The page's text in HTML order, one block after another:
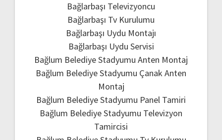
Bağlarbaşı Televizyoncu
Bağlarbaşı Tv Kurulumu
Bağlarbaşı Uydu Montajı
Bağlarbaşı Uydu Servisi
Bağlum Belediye Stadyumu Anten Montaj
Bağlum Belediye Stadyumu Çanak Anten
Montaj
Bağlum Belediye Stadyumu Panel Tamiri
Bağlum Belediye Stadyumu Televizyon
Tamircisi